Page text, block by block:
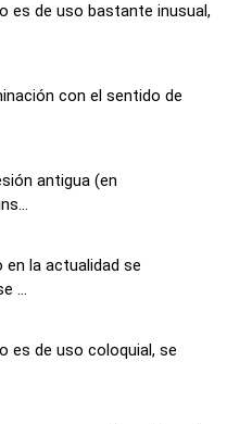
es de uso bastante inusual,
con el sentido de
antigua (en
la actualidad se
...
es de uso coloquial, se